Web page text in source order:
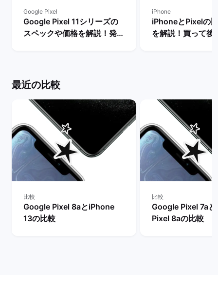
Google Pixel
Google Pixel 11シリーズの
スペックや価格を解説！発売
iPhone
iPhoneとPixelの
を解説！買って後
最近の比較
比較
Google Pixel 8aとiPhone
13の比較
比較
Google Pixel 7a
Pixel 8aの比較